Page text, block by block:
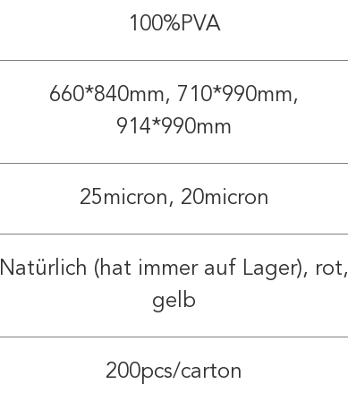
100%PVA
660*840mm, 710*990mm,
914*990mm
25micron, 20micron
Natürlich (hat immer auf Lager), rot,
gelb
200pcs/carton